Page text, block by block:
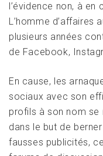
l’évidence non, à en
L’homme d’affaires
plusieurs années
de Facebook,
En cause, les
sociaux avec son
profils à son nom
dans le but de
fausses publicités,